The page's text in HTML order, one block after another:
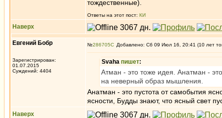
тождественные).
Ответы на этот пост: КИ
Наверх
Евгений Бобр
Зарегистрирован:
01.07.2015
Суждений: 4404
№286705 Добавлено: Сб 09 Июл 16, 20:41 (10 лет
Svaha пишет:
Атман - это тоже идея. Анатман -
на неверный образ мышления.
Анатман - это пустота от самобытия
ясности, Будды знают, что ясный свет
Наверх